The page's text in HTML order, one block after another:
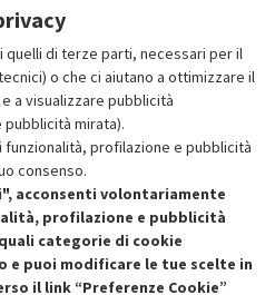
al carrello
sul prodotto ricondizionato.
di terze parti, necessari per il
o che ci aiutano a ottimizzare il
a visualizzare pubblicità
mirata).
profilazione e pubblicità
consenso.
acconsenti volontariamente
profilazione e pubblicità
categorie di cookie
e puoi modificare le tue scelte in
il link “Preferenze Cookie”